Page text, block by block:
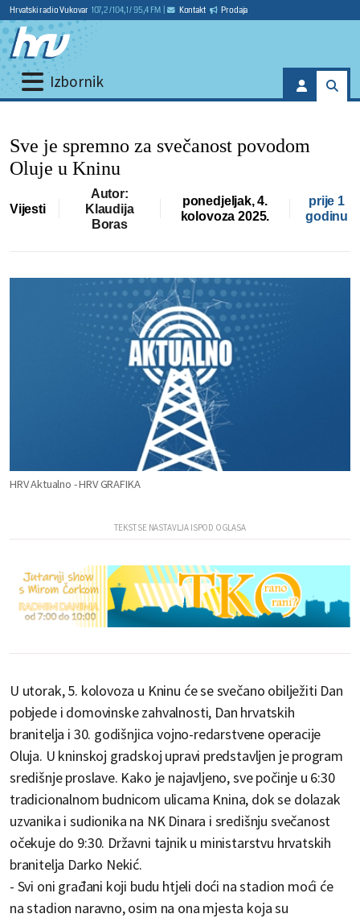
Hrvatski radio Vukovar 107,2 / 104,1 / 95,4 FM Kontakt Prodaja
Izbornik
Sve je spremno za svečanost povodom
Oluje u Kninu
Vijesti
Autor:
Klaudija
Boras
ponedjeljak, 4.
kolovoza 2025.
prije 1
godinu
HRV Aktualno - HRV GRAFIKA
U utorak, 5. kolovoza u Kninu će se svečano obilježiti Dan
pobjede i domovinske zahvalnosti, Dan hrvatskih
branitelja i 30. godišnjica vojno-redarstvene operacije
Oluja. U kninskoj gradskoj upravi predstavljen je program
središnje proslave. Kako je najavljeno, sve počinje u 6:30
tradicionalnom budnicom ulicama Knina, dok se dolazak
uzvanika i sudionika na NK Dinara i središnju svečanost
očekuje do 9:30. Državni tajnik u ministarstvu hrvatskih
branitelja Darko Nekić.
- Svi oni građani koji budu htjeli doći na stadion moći će
na stadion naravno, osim na ona mjesta koja su